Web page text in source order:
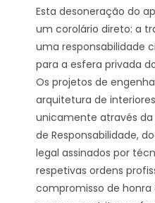
Esta desoneração do
um corolário direto: a
uma responsabilidade
para a esfera privada
Os projetos de
arquitetura de
unicamente através
de Responsabilidade,
legal assinados por
respetivas ordens
compromisso de honra